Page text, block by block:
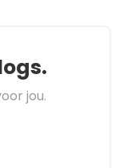
jou.